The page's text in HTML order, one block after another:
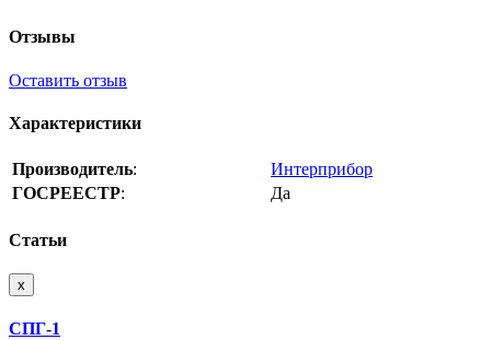
Отзывы
Оставить отзыв
Характеристики
Производитель:
Интерприбор
ГОСРЕЕСТР: Да
Статьи
x
СПГ-1